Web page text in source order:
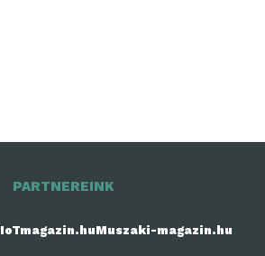
PARTNEREINK
IoTmagazin.huMuszaki-magazin.hu